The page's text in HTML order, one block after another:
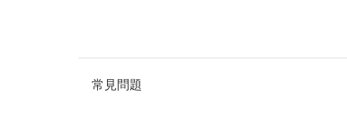
常見問題